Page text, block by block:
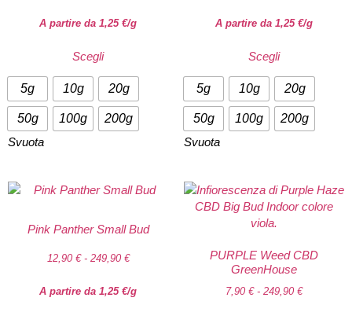
A partire da 1,25 €/g
Scegli
5g 10g 20g
50g 100g
200g
Svuota
A partire da 1,25 €/g
Scegli
5g 10g 20g
50g 100g
200g
Svuota
Pink Panther Small Bud
12,90 € - 249,90 €
A partire da 1,25 €/g
PURPLE Weed CBD
GreenHouse
7,90 € - 249,90 €